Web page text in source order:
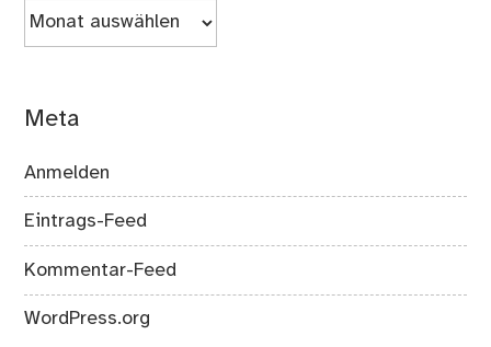
Archiv
Meta
Anmelden
Eintrags-Feed
Kommentar-Feed
WordPress.org